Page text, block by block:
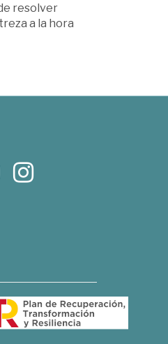
resolver
a la hora